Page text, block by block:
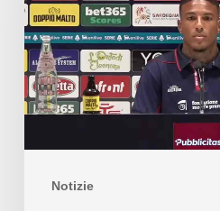
Notizie